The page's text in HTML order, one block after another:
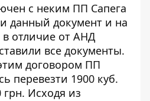
с неким ПП Сапега
данный документ и на
отличие от АНД
все документы.
договором ПП
перевезти 1900 куб.
грн. Исходя из